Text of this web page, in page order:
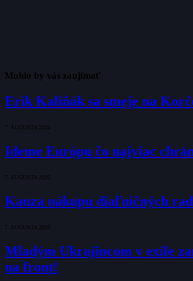
Mohlo by vás zaujímať
Erik Kaliňák sa smeje na
7. AUGUSTA 2026
Ideme Európu čo najviac
7. AUGUSTA 2026
Kauza nákupu diaľničných
7. AUGUSTA 2026
Mladým Ukrajincom v exile
na front!